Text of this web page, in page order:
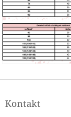
pKontakt